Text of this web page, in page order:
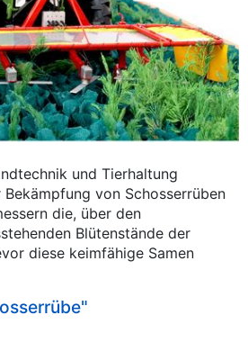
und Tierhaltung
von Schosserrüben
die, über den
Blütenstände der
diese keimfähige Samen